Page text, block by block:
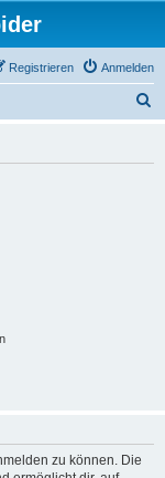
Anmelden
Registrieren
zu können. Die